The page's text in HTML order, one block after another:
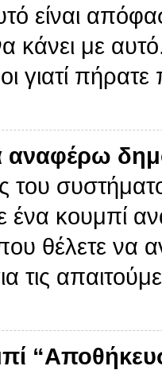
είναι
κάνει με
γιατί
του
ένα κουμπί
θέλετε να
τις